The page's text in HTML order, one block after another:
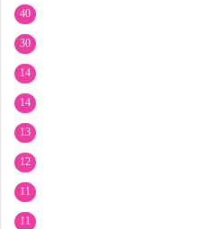
40
30
14
14
13
12
11
11